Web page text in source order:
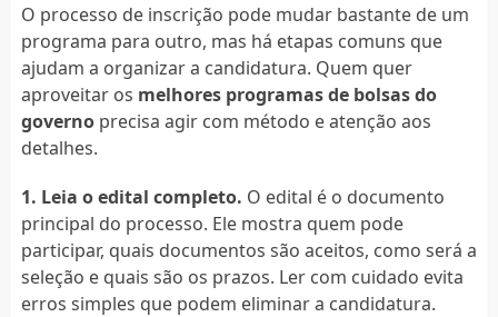
O processo de inscrição pode mudar bastante de um
programa para outro, mas há etapas comuns que
ajudam a organizar a candidatura. Quem quer
aproveitar os melhores programas de bolsas do
governoprecisa agir com método e atenção aos
detalhes.
1. Leia o edital completo. O edital é o documento
principal do processo. Ele mostra quem pode
participar, quais documentos são aceitos, como será a
seleção e quais são os prazos. Ler com cuidado evita
erros simples que podem eliminar a candidatura.